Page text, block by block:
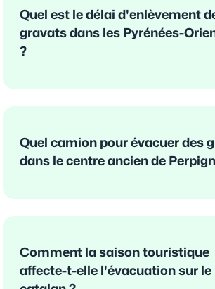
Quel est le délai d'enlèvement
gravats dans les Pyrénées-
?
Quel camion pour évacuer des
dans le centre ancien de
Comment la saison touristique
affecte-t-elle l'évacuation sur le